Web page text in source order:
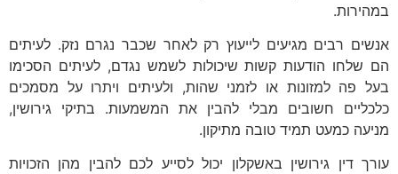
במהירות.
אנשים רבים מגיעים לייעוץ רק לאחר שכבר נגרם נזק. לעיתים
הם שלחו הודעות קשות שיכולות לשמש נגדם, לעיתים הסכימו
בעל פה למזונות או לזמני שהות, ולעיתים ויתרו על מסמכים
כלכליים חשובים מבלי להבין את המשמעות. בתיקי גירושין,
מניעה כמעט תמיד טובה מתיקון.
עורך דין גירושין באשקלון יכול לסייע לכם להבין מהן הזכויות